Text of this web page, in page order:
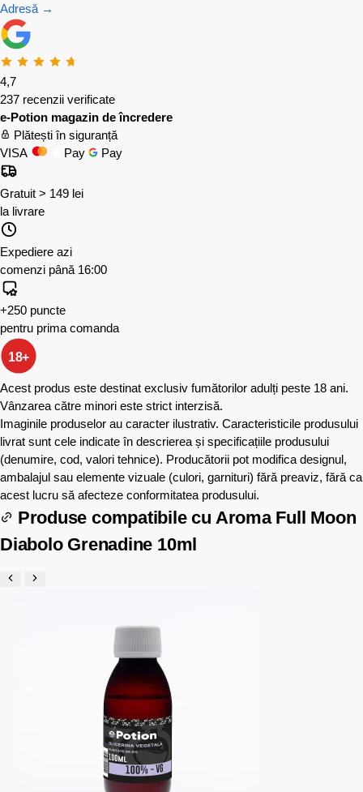
Adresă →
4,7
237 recenzii verificate
e-Potion magazin de încredere
Plătești în siguranță
VISA
Pay Pay
Gratuit > 149 lei
la livrare
Expediere azi
comenzi până 16:00
+250 puncte
pentru prima comanda
18+
Acest produs este destinat exclusiv fumătorilor adulți peste 18 ani.
Vânzarea către minori este strict interzisă.
Imaginile produselor au caracter ilustrativ. Caracteristicile produsului
livrat sunt cele indicate în descrierea și specificațiile produsului
(denumire, cod, valori tehnice). Producătorii pot modifica designul,
ambalajul sau elemente vizuale (culori, garnituri) fără preaviz, fără ca
acest lucru să afecteze conformitatea produsului.
Produse compatibile cu Aroma Full Moon
Diabolo Grenadine 10ml